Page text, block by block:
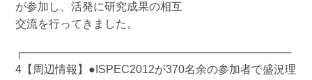
が参加し、活発に研究成果の相互
交流を行ってきました。
┌───────────────────────────────────
4【周辺情報】●ISPEC2012が370名余の参加者で盛況理